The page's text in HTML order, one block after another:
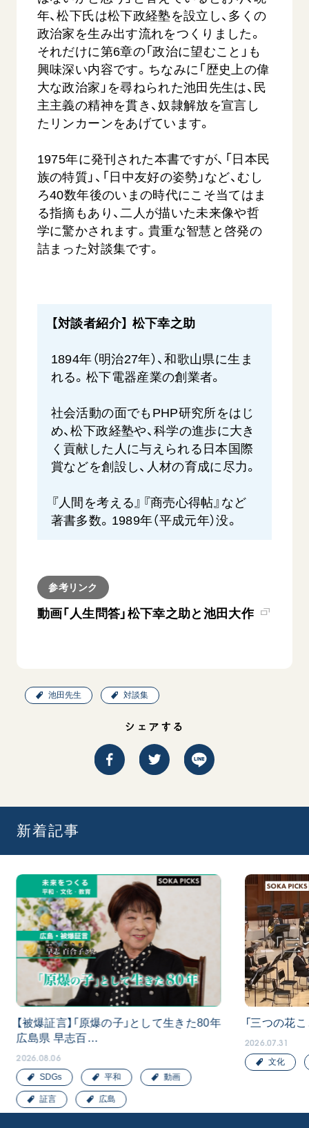
年、松下氏は松下政経塾を設立し、多くの
政治家を生み出す流れをつくりました。
それだけに第6章の「政治に望むこと」も
興味深い内容です。ちなみに「歴史上の偉
大な政治家」を尋ねられた池田先生は、民
主主義の精神を貫き、奴隷解放を宣言し
たリンカーンをあげています。
1975年に発刊された本書ですが、「日本民
族の特質」、「日中友好の姿勢」など、むし
ろ40数年後のいまの時代にこそ当てはま
る指摘もあり、二人が描いた未来像や哲
学に驚かされます。貴重な智慧と啓発の
詰まった対談集です。
【対談者紹介】 松下幸之助
1894年（明治27年）、和歌山県に生ま
れる。松下電器産業の創業者。
社会活動の面でもPHP研究所をはじ
め、松下政経塾や、科学の進歩に大き
く貢献した人に与えられる日本国際
賞などを創設し、人材の育成に尽力。
『人間を考える』『商売心得帖』など
著書多数。1989年（平成元年）没。
参考リンク
動画「人生問答」松下幸之助と池田大作
池田先生 対談集
シェアする
新着記事
【被爆証言】「原爆の子」として生きた80年
広島県 早志百…
2026.08.06
SDGs 平和 動画
証言 広島
「三つの花
2026.07.31
文化